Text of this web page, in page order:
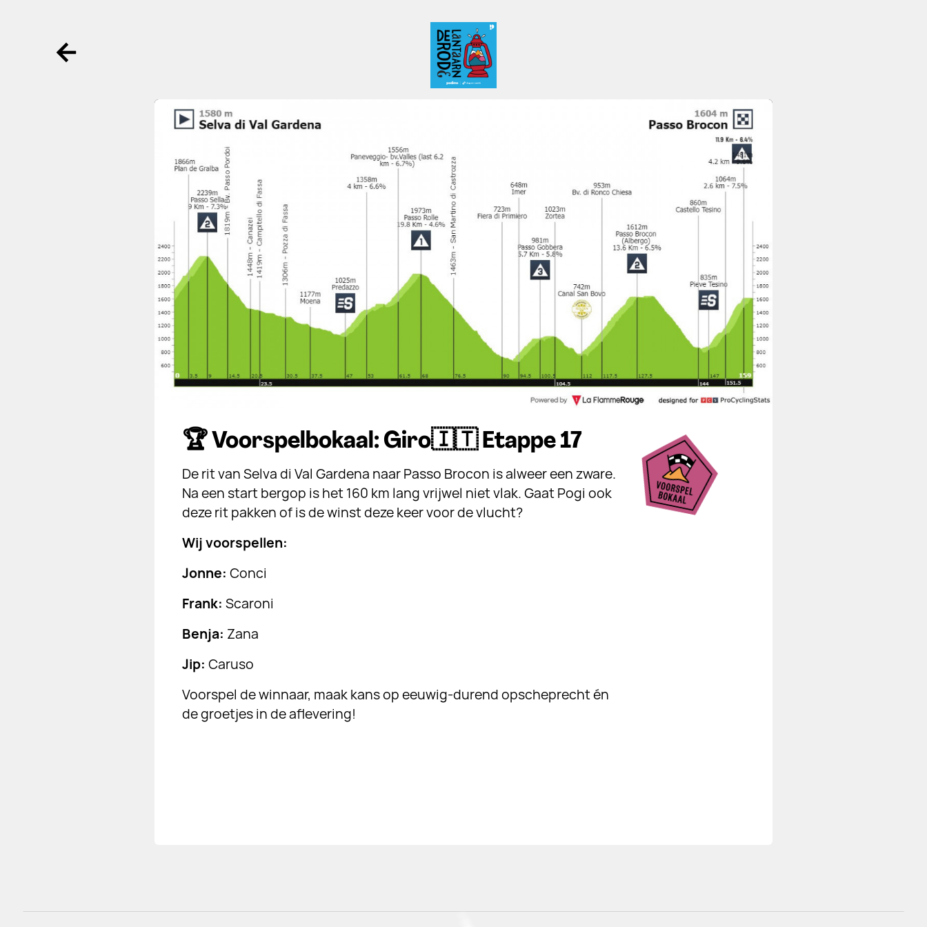
Ga terug
🏆 Voorspelbokaal: Giro🇮🇹 Etappe 17
De rit van Selva di Val Gardena naar Passo Brocon is alweer een zware.
Na een start bergop is het 160 km lang vrijwel niet vlak. Gaat Pogi ook
deze rit pakken of is de winst deze keer voor de vlucht?
Wij voorspellen:
Jonne: Conci
Frank: Scaroni
Benja: Zana
Jip: Caruso
Voorspel de winnaar, maak kans op eeuwig-durend opscheprecht én
de groetjes in de aflevering!